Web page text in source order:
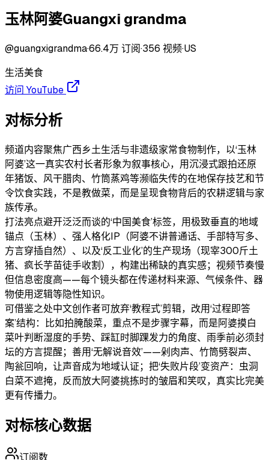
玉林阿婆Guangxi grandma
@guangxigrandma·66.4万 订阅·356 视频·US
生活美食
访问 YouTube
对标分析
频道内容聚焦广西乡土生活与非遗级家常食物制作，以‘玉林
阿婆’这一真实农村长者形象为叙事核心，用沉浸式跟拍还原
年猪饭、风干腊肉、竹筒蒸鸡等濒临失传的在地保存技艺和节
令饮食实践，不是教做菜，而是呈现食物背后的农耕逻辑与家
族传承。
打法亮点避开泛泛而谈的‘中国美食’标签，用极致垂直的地域
锚点（玉林）、强人格化IP（阿婆不讲普通话、手部特写多、
方言穿插自然）、以及‘反工业化’的生产现场（现宰300斤土
猪、疯长芋苗徒手收割），构建出稀缺的真实感；视频节奏慢
但信息密度高——每个镜头都在传递材料来源、气候条件、器
物使用逻辑等隐性知识。
可借鉴之处中文创作者可放弃‘教程式’剪辑，改用‘过程即答
案’结构：比如拍腌酸菜，重点不是步骤字幕，而是阿婆摸白
菜叶判断湿度的手势、踩缸时脚踝发力的角度、雨季前必须封
坛的方言提醒；善用‘无解说音效’——剁肉声、竹筒劈裂声、
陶瓮回响，让声音成为地域认证；把‘失败片段’变资产：虫洞
白菜不遮掩，反而放大阿婆挑拣时的皱眉和笑叹，真实比完美
更有传播力。
对标核心数据